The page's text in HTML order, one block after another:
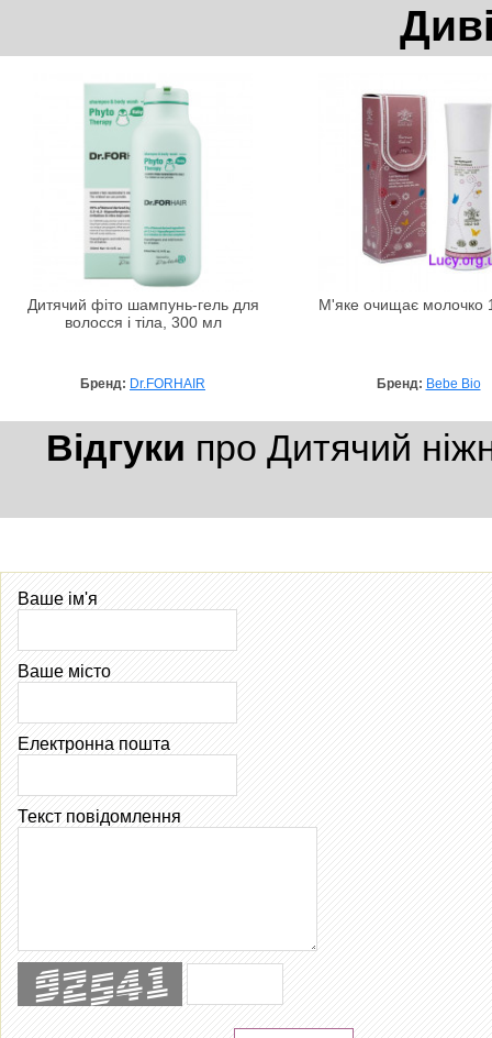
Дитячий фіто шампунь-гель для
волосся і тіла, 300 мл
Бренд: Dr.FORHAIR
М'яке очищає молочко
Бренд: Bebe Bio
Відгуки про Дитячий
Ваше ім'я
Ваше місто
Електронна пошта
Текст повідомлення